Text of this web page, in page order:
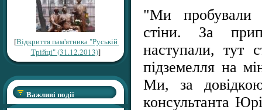
[Відкриття пам'ятника "Руській
Трійці" (31.12.2013)]
Важливі події
"Ми пробували
стіни. За
наступали, тут
підземелля на
Ми, за
консультанта